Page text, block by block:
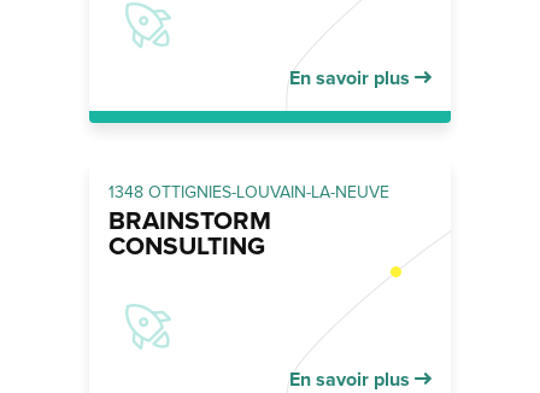
En savoir plus
1348 OTTIGNIES-LOUVAIN-LA-NEUVE
BRAINSTORM
CONSULTING
En savoir plus